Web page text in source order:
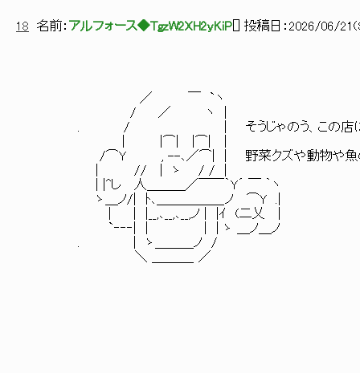
18 名前： アルフォース◆TgzW2XH2yKiP ] 投稿日： 2026/06/
／ ￣ `ヽ
/ ／ ヽ |
. / | そうじゃのう、この店は色々な卸売店や
/⌒Y , --､／⌒| | 野菜クズや動物や魚の骨や内蔵と
| // | ゝ / / |
| |^し 人＿＿＿／￣￣｀Y´ ￣ ｀ヽ
ゝ＿ノ/| ﾄ､＿＿＿＿＿_ノ ⌒Y .|
| | |__,､__,､__,ノ | |ｲ (二乂 |
`‐‐‐| | | | ゝ ＿ノ＿ノ
. | ゝ＿＿＿ノ /
＼ ＿＿＿_ ／